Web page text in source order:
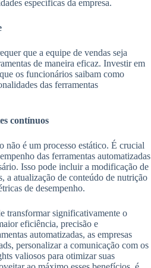
específicas da empresa.
que a equipe de vendas seja
de maneira eficaz. Investir em
os funcionários saibam como
das ferramentas
contínuos
não é um processo estático. É crucial
das ferramentas automatizadas
Isso pode incluir a modificação de
a atualização de conteúdo de nutrição
de desempenho.
transformar significativamente o
eficiência, precisão e
automatizadas, as empresas
personalizar a comunicação com os
valiosos para otimizar suas